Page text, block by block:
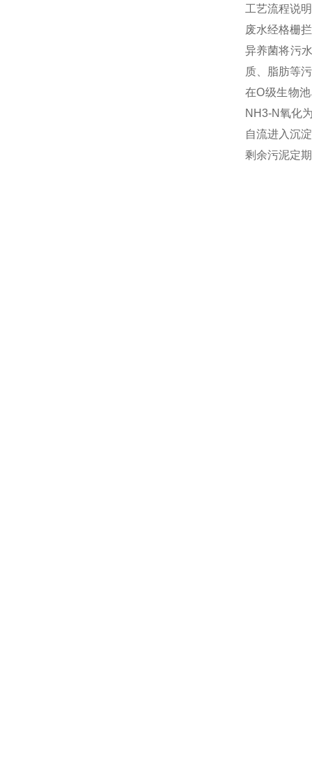
工艺流程说
废水经格栅
异养菌将污
质、脂肪等
在O级生物
NH3-N氧化
自流进入沉
剩余污泥定